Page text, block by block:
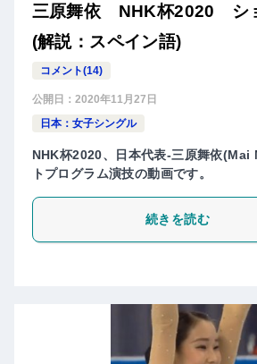
三原舞依 NHK杯2020 シ
(解説：スペイン語)
コメント(14)
公開日： 2020年11月27日
日本：女子シングル
NHK杯2020、日本代表-三原舞依(Mai
トプログラム演技の動画です。
続きを読む